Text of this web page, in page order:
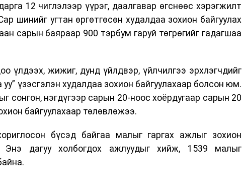
12 чиглэлээр үүрэг, даалгавар өгснөөс хэрэгжилт
шинийг угтан өргөтгөсөн худалдаа зохион байгуулах
сарын баяраар 900 тэрбум гаруй төгрөгийг гадагшаа
үлдээх, жижиг, дунд үйлдвэр, үйлчилгээ эрхлэгчдийг
үзэсгэлэн худалдаа зохион байгуулахаар болсон юм.
сонгон, нэгдүгээр сарын 20-ноос хоёрдугаар сарын 20
байгуулахаар төлөвлөжээ.
бүсэд байгаа малыг гаргах ажлыг зохион
Энэ дагуу холбогдох ажлуудыг хийж, 1539 малыг